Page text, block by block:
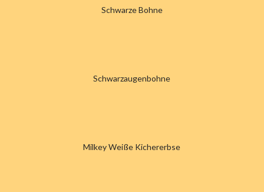
Schwarze Bohne
Schwarzaugenbohne
Milkey Weiße Kichererbse